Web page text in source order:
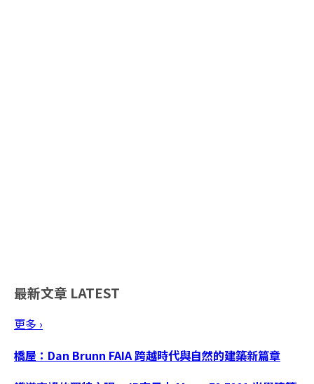
最新文章 LATEST
更多 ›
橋屋：Dan Brunn FAIA 跨越時代與自然的建築新篇章